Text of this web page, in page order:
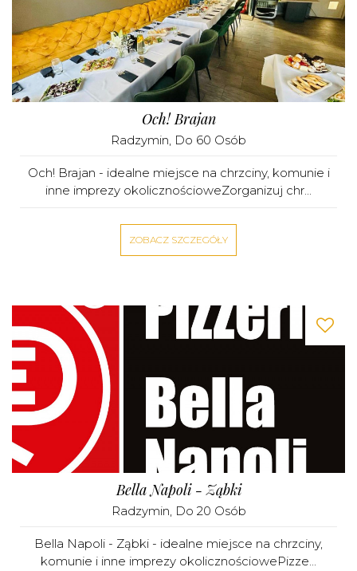
Och! Brajan
Radzymin, Do 60 Osób
Och! Brajan - idealne miejsce na chrzciny, komunie i
inne imprezy okolicznościoweZorganizuj chr...
ZOBACZ SZCZEGÓŁY
Bella Napoli - Ząbki
Radzymin, Do 20 Osób
Bella Napoli - Ząbki - idealne miejsce na chrzciny,
komunie i inne imprezy okolicznościowePizze...